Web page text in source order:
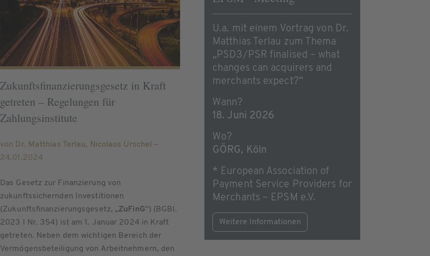
Zukunftsfinanzierungsgesetz in Kraft
getreten – Regelungen für
Zahlungsinstitute
von Dr. Matthias Terlau, Nicolaos Urschel —
24.01.2024
Das Gesetz zur Finanzierung von
zukunftssichernden Investitionen
(Zukunftsfinanzierungsgesetz, „ZuFinG“) (BGBl.
2023 I Nr. 354) ist am 1. Januar 2024 in Kraft
getreten. Neben dem wichtigen Bereich der
Vermögensbeteiligung von Arbeitnehmern, den
U.a. mit einem Vortrag von Dr.
Matthias Terlau zum Thema
„PSD3/PSR finalised – what
changes can acquirers and
merchants expect?“
Wann?
18. Juni 2026
Wo?
GÖRG, Köln
* European Association of
Payment Service Providers for
Merchants – EPSM e.V.
Weitere Informationen